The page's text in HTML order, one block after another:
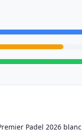
Padel 2026 blanc